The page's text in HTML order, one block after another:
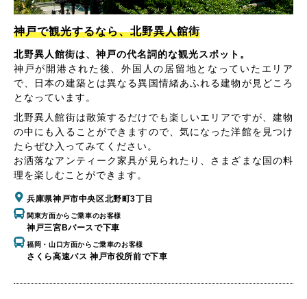
神戸で観光するなら、北野異人館街
北野異人館街は、神戸の代名詞的な観光スポット。
神戸が開港された後、外国人の居留地となっていたエリア
で、日本の建築とは異なる異国情緒あふれる建物が見どころ
となっています。
北野異人館街は散策するだけでも楽しいエリアですが、建物
の中にも入ることができますので、気になった洋館を見つけ
たらぜひ入ってみてください。
お洒落なアンティーク家具が見られたり、さまざまな国の料
理を楽しむことができます。
兵庫県神戸市中央区北野町3丁目
関東方面からご乗車のお客様
神戸三宮Bバースで下車
福岡・山口方面からご乗車のお客様
さくら高速バス 神戸市役所前で下車